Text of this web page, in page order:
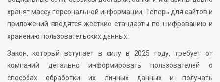
хранят массу персональной информации. Теперь для сайтов и
приложений вводятся жёсткие стандарты по шифрованию и
хранению пользовательских данных.
Закон, который вступает в силу в 2025 году, требует от
компаний детально информировать пользователей о
способах обработки их личных данных и получать